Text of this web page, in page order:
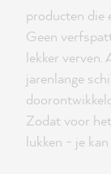
producten die
Geen
lekker verven.
jarenlange
Zodat voor
lukken - je